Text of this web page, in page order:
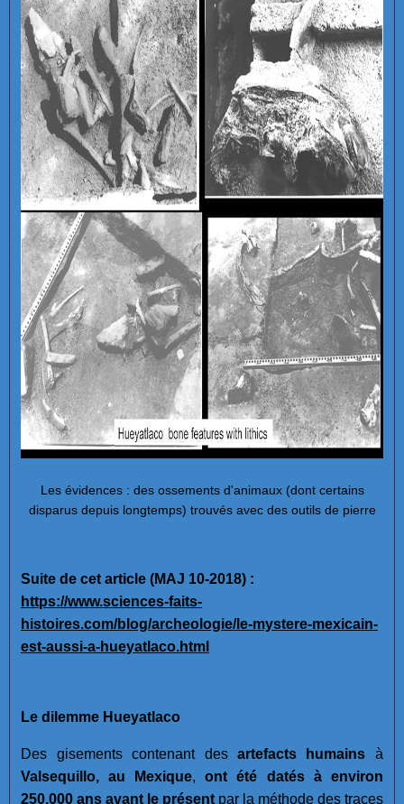
Les évidences : des ossements d'animaux (dont certains
disparus depuis longtemps) trouvés avec des outils de pierre
Suite de cet article (MAJ 10-2018) :
https://www.sciences-faits-
histoires.com/blog/archeologie/le-mystere-mexicain-
est-aussi-a-hueyatlaco.html
Le dilemme Hueyatlaco
Des gisements contenant des artefacts humains à
Valsequillo, au Mexique, ont été datés à environ
250.000 ans avant le présent par la méthode des traces